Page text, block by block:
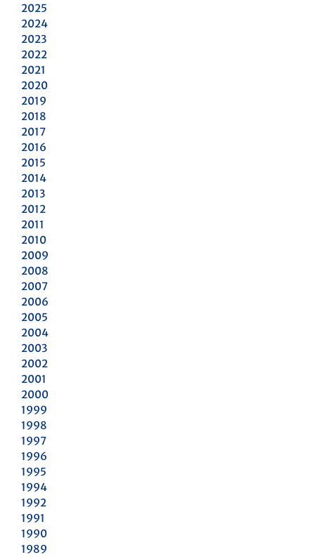
2025
2024
2023
2022
2021
2020
2019
2018
2017
2016
2015
2014
2013
2012
2011
2010
2009
2008
2007
2006
2005
2004
2003
2002
2001
2000
1999
1998
1997
1996
1995
1994
1992
1991
1990
1989